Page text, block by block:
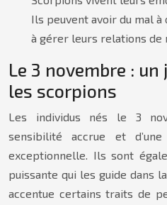
Ils peuvent avoir du mal
à gérer leurs relations de
Le 3 novembre :
les scorpions
Les individus nés le 3
sensibilité accrue et
exceptionnelle. Ils sont
puissante qui les guide dans
accentue certains traits de